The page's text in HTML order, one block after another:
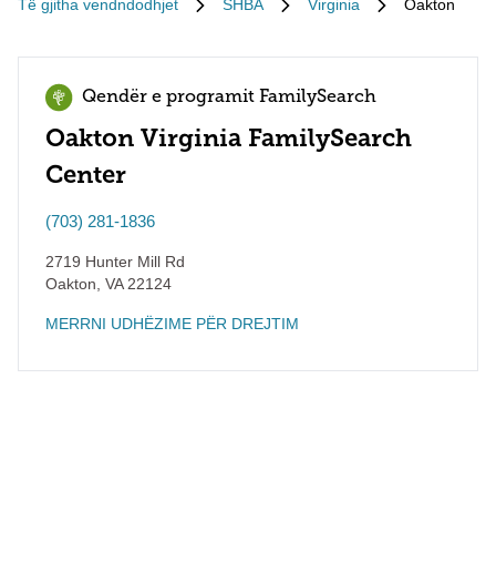
Të gjitha vendndodhjet SHBA Virginia Oakton
Qendër e programit FamilySearch
Oakton Virginia FamilySearch
Center
(703) 281-1836
2719 Hunter Mill Rd
Oakton VA22124
MERRNI UDHËZIME PËR DREJTIM